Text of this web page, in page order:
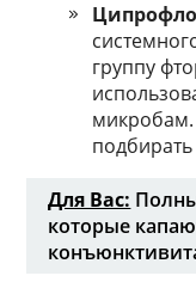
группу
Для Вас:
которые